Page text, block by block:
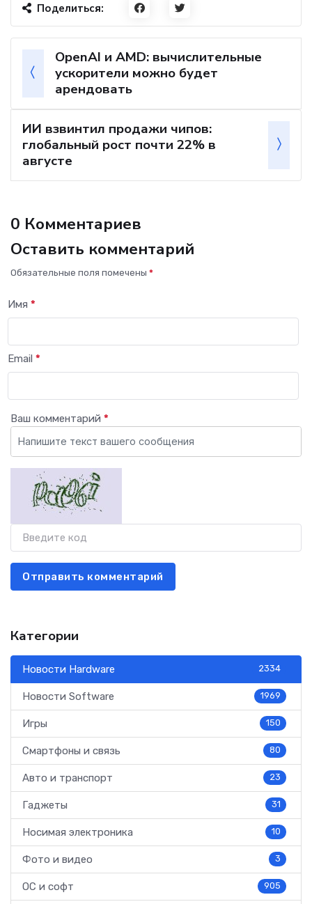
Поделиться:
OpenAI и AMD: вычислительные
ускорители можно будет
арендовать
ИИ взвинтил продажи чипов:
глобальный рост почти 22% в
августе
0 Комментариев
Оставить комментарий
Обязательные поля помечены *
Имя *
Email *
Ваш комментарий *
Отправить комментарий
Категории
Новости Hardware 2334
Новости Software 1969
Игры 150
Смартфоны и связь 80
Авто и транспорт 23
Гаджеты 31
Носимая электроника 10
Фото и видео 3
ОС и софт 905